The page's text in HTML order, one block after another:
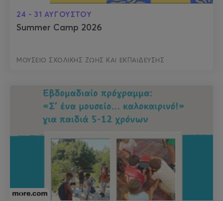
24 - 31 ΑΥΓΟΥΣΤΟΥ
Summer Camp 2026
ΜΟΥΣΕΙΟ ΣΧΟΛΙΚΗΣ ΖΩΗΣ ΚΑΙ ΕΚΠΑΙΔΕΥΣΗΣ